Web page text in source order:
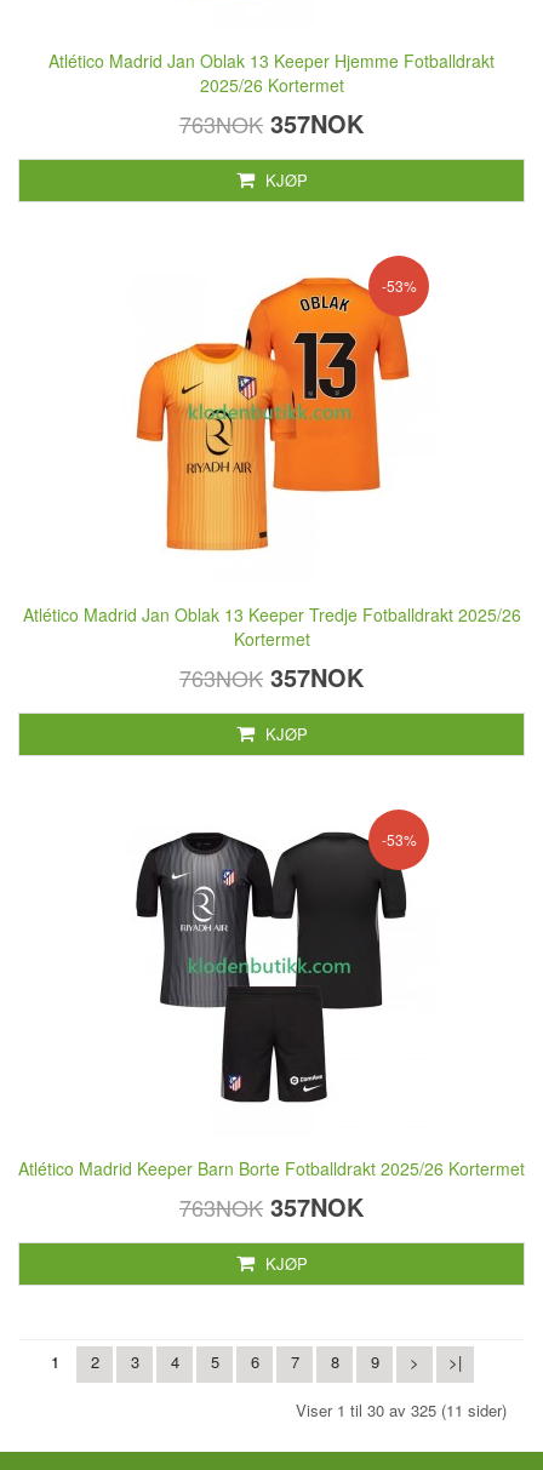
Atlético Madrid Jan Oblak 13 Keeper Hjemme Fotballdrakt
2025/26 Kortermet
763NOK 357NOK
KJØP
-53%
Atlético Madrid Jan Oblak 13 Keeper Tredje Fotballdrakt 2025/26
Kortermet
763NOK 357NOK
KJØP
-53%
Atlético Madrid Keeper Barn Borte Fotballdrakt 2025/26 Kortermet
763NOK 357NOK
KJØP
1 2 3 4 5 6 7 8 9 > >|
Viser 1 til 30 av 325 (11 sider)